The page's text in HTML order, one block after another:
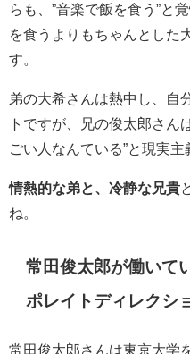
らも、”音楽で飯を食う”と
を食うよりもちゃんとした
す。
弟の大希さんは熱中し、自
トですが、兄の俊太郎さん
ごい人なんている”と現実主
情熱的な弟と、冷静な兄貴
ね。
常田俊太郎が働いて
ポレイトディレクシ
常田俊太郎さんは東京大学